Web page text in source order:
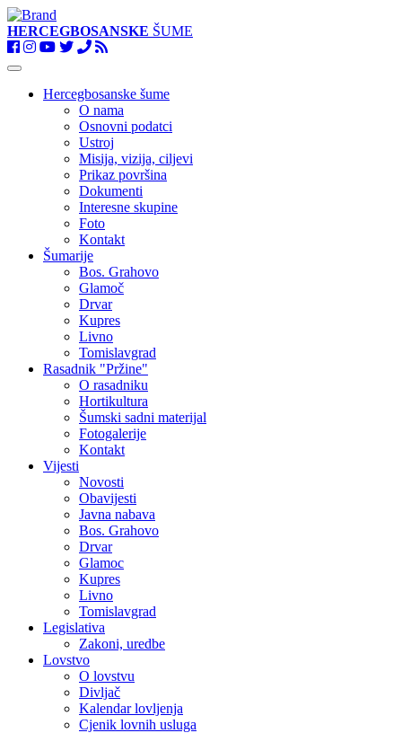
HERCEGBOSANSKE ŠUME
Toggle
navigationHercegbosanske šume
O nama
Osnovni podatci
Ustroj
Misija, vizija, ciljevi
Prikaz površina
Dokumenti
Interesne skupine
Foto
Kontakt
Šumarije
Bos. Grahovo
Glamoč
Drvar
Kupres
Livno
Tomislavgrad
Rasadnik "Pržine"
O rasadniku
Hortikultura
Šumski sadni materijal
Fotogalerije
Kontakt
Vijesti
Novosti
Obavijesti
Javna nabava
Bos. Grahovo
Drvar
Glamoc
Kupres
Livno
Tomislavgrad
Legislativa
Zakoni, uredbe
Lovstvo
O lovstvu
Divljač
Kalendar lovljenja
Cjenik lovnih usluga